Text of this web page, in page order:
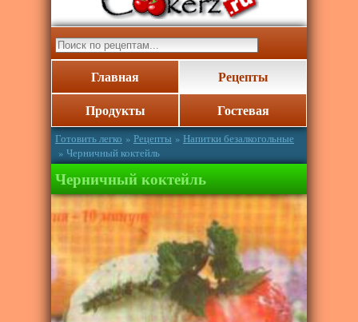
Главная
Рецепты
Продукты
Гостевая
Готовить легко » Рецепты » Напитки безалкогольные
» Черничный коктейль
Черничный коктейль